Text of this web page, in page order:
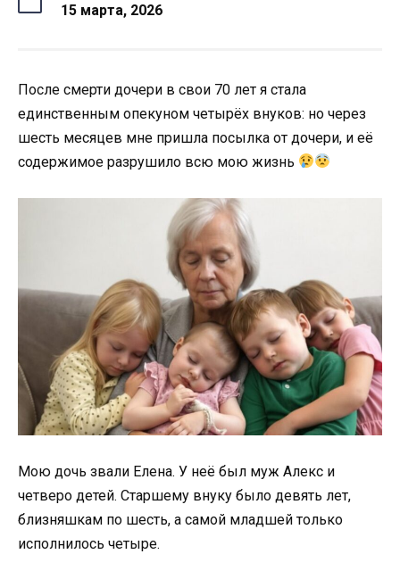
15 марта, 2026
После смерти дочери в свои 70 лет я стала
единственным опекуном четырёх внуков: но через
шесть месяцев мне пришла посылка от дочери, и её
содержимое разрушило всю мою жизнь
Мою дочь звали Елена. У неё был муж Алекс и
четверо детей. Старшему внуку было девять лет,
близняшкам по шесть, а самой младшей только
исполнилось четыре.